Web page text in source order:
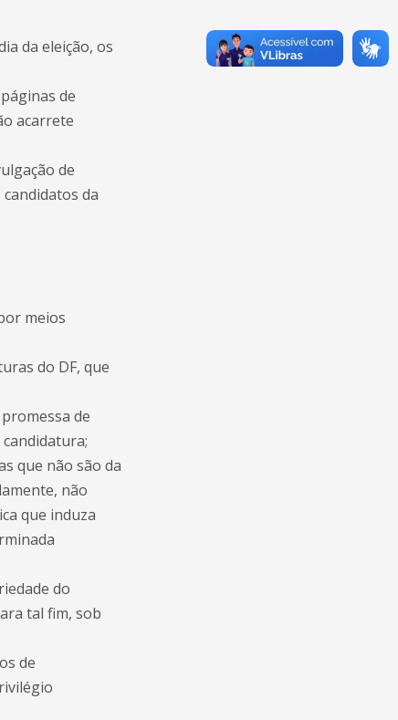
da eleição, os
de
acarrete
de
da
meios
do DF, que
de
que não são da
não
que induza
do
tal fim, sob
de